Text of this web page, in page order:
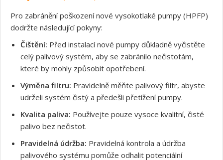
Pro zabránění poškození nové vysokotlaké pumpy (HPFP)
dodržte následující pokyny:
Čištění: Před instalací nové pumpy důkladně vyčistěte
celý palivový systém, aby se zabránilo nečistotám,
které by mohly způsobit opotřebení.
Výměna filtru: Pravidelně měňte palivový filtr, abyste
udrželi systém čistý a předešli přetížení pumpy.
Kvalita paliva: Používejte pouze vysoce kvalitní, čisté
palivo bez nečistot.
Pravidelná údržba: Pravidelná kontrola a údržba
palivového systému pomůže odhalit potenciální